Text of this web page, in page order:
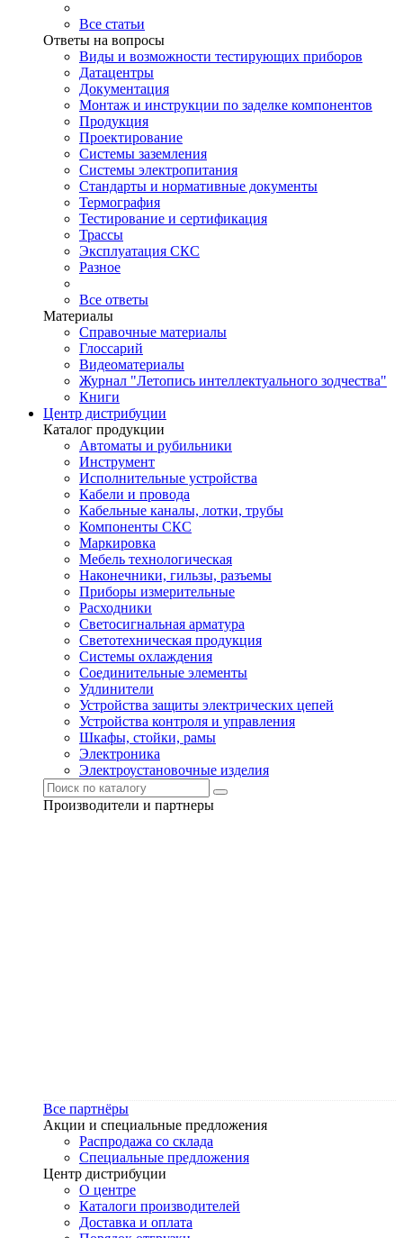
Все статьи
Ответы на вопросы
Виды и возможности тестирующих приборов
Датацентры
Документация
Монтаж и инструкции по заделке компонентов
Продукция
Проектирование
Системы заземления
Системы электропитания
Стандарты и нормативные документы
Термография
Тестирование и сертификация
Трассы
Эксплуатация СКС
Разное
Все ответы
Материалы
Справочные материалы
Глоссарий
Видеоматериалы
Журнал "Летопись интеллектуального зодчества"
Книги
Центр дистрибуции
Каталог продукции
Автоматы и рубильники
Инструмент
Исполнительные устройства
Кабели и провода
Кабельные каналы, лотки, трубы
Компоненты СКС
Маркировка
Мебель технологическая
Наконечники, гильзы, разъемы
Приборы измерительные
Расходники
Светосигнальная арматура
Светотехническая продукция
Системы охлаждения
Соединительные элементы
Удлинители
Устройства защиты электрических цепей
Устройства контроля и управления
Шкафы, стойки, рамы
Электроника
Электроустановочные изделия
Производители и партнеры
Все партнёры
Акции и специальные предложения
Распродажа со склада
Специальные предложения
Центр дистрибуции
О центре
Каталоги производителей
Доставка и оплата